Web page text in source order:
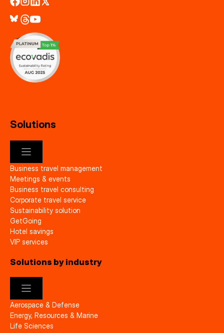
Solutions
Business travel management
Meetings & events
Business travel consulting
Corporate travel service
Sustainability solution
GetGoing
Hotel savings
VIP services
Solutions by industry
Aerospace & Defense
Energy, Resources & Marine
Life Sciences